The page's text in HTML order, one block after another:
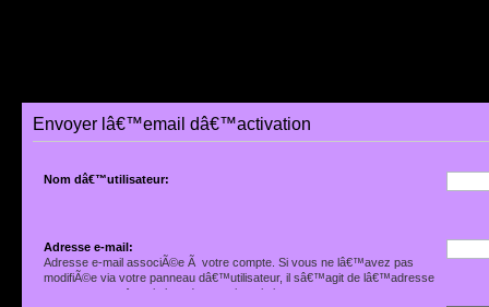
Envoyer lâ€™email dâ€™activation
Nom dâ€™utilisateur:
Adresse e-mail:
Adresse e-mail associÃ©e Ã votre compte. Si vous ne lâ€™avez pas
modifiÃ©e via votre panneau dâ€™utilisateur, il sâ€™agit de lâ€™adresse
que vous avez fournie lors de votre inscription.